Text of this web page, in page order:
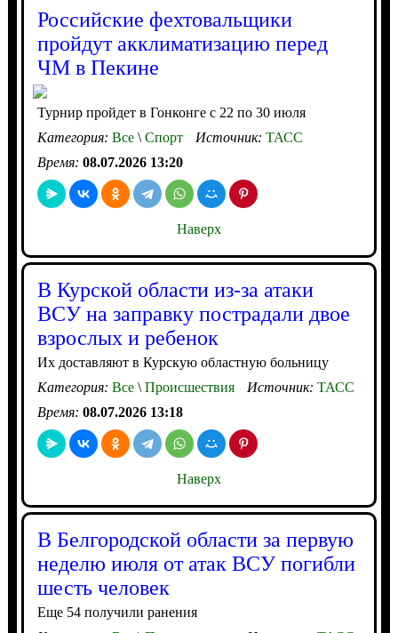
Российские фехтовальщики
пройдут акклиматизацию перед
ЧМ в Пекине
Турнир пройдет в Гонконге с 22 по 30 июля
Категория: Все\Спорт Источник: ТАСС
Время: 08.07.2026 13:20
Наверх
В Курской области из-за атаки
ВСУ на заправку пострадали двое
взрослых и ребенок
Их доставляют в Курскую областную больницу
Категория: Все\Происшествия Источник: ТАСС
Время: 08.07.2026 13:18
Наверх
В Белгородской области за первую
неделю июля от атак ВСУ погибли
шесть человек
Еще 54 получили ранения